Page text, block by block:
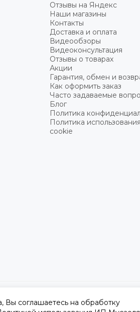
Отзывы на Яндекс
Наши магазины
Контакты
Доставка и оплата
Видеообзоры
Видеоконсультация
Отзывы о товарах
Акции
Гарантия, обмен и
Как оформить заказ
Часто задаваемые
Блог
Политика
Политика
cookie
Вы соглашаетесь на обработку